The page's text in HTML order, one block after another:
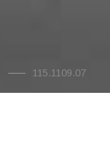
115.1109.07